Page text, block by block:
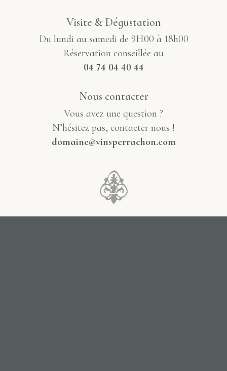
Visite & Dégustation
Du lundi au samedi de 9H00 à 18h00
Réservation conseillée au
04 74 04 40 44
Nous contacter
Vous avez une question ?
N’hésitez pas, contacter nous !
domaine@vinsperrachon.com